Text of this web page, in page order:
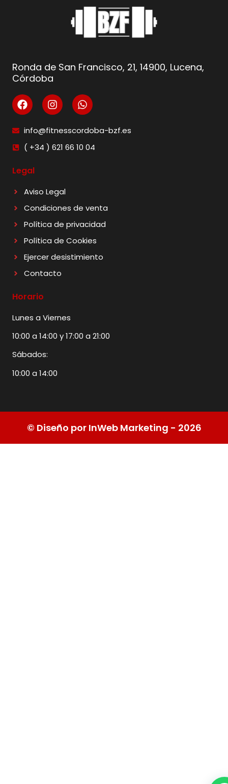
Ronda de San Francisco, 21, 14900, Lucena,
Córdoba
info@fitnesscordoba-bzf.es
( +34 ) 621 66 10 04
Legal
Aviso Legal
Condiciones de venta
Política de privacidad
Política de Cookies
Ejercer desistimiento
Contacto
Horario
Lunes a Viernes
10:00 a 14:00 y 17:00 a 21:00
Sábados:
10:00 a 14:00
© Diseño por InWeb Marketing - 2026